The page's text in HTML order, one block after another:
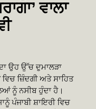
ਵਾਲਾ
ਦਾ ਉਹ ਉੱਚ ਦੁਮਾਲੜਾ
ਜ਼ਿੰਦਗੀ ਅਤੇ ਸਾਹਿਤ
ਨੂੰ ਨਸੀਬ ਹੁੰਦਾ ਹੈ।
ਪੰਜਾਬੀ ਸ਼ਾਇਰੀ ਵਿਚ